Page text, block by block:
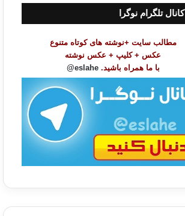
کانال تلگرام نوگرا
مطالب سایت +نوشته های کوتاه متنوع
عکس + کلیپ + عکس نوشته
با ما همراه باشید. eslahe@